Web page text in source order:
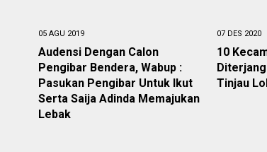
05 AGU 2019
Audensi Dengan Calon
Pengibar Bendera, Wabup :
Pasukan Pengibar Untuk Ikut
Serta Saija Adinda Memajukan
Lebak
07 DES 2020
10
Tinjau